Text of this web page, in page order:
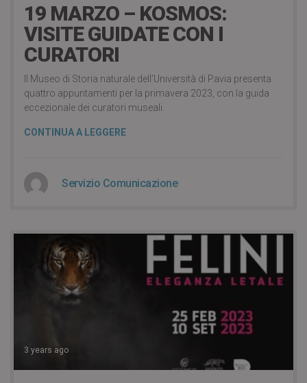
19 MARZO – KOSMOS:
VISITE GUIDATE CON I
CURATORI
Il Museo di Storia naturale dell’Università di Pavia presenta
quattro appuntamenti per la primavera 2023, con la guida
eccezionale dei curatori museali.
CONTINUA A LEGGERE
Servizio Comunicazione
3 years ago